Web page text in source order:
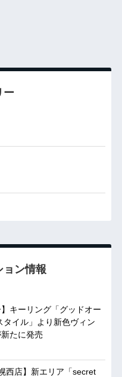
ー
ョン情報
】キーリング「グッドオー
タイル」より新色ヴィン
たに発売
西店】新エリア「secret